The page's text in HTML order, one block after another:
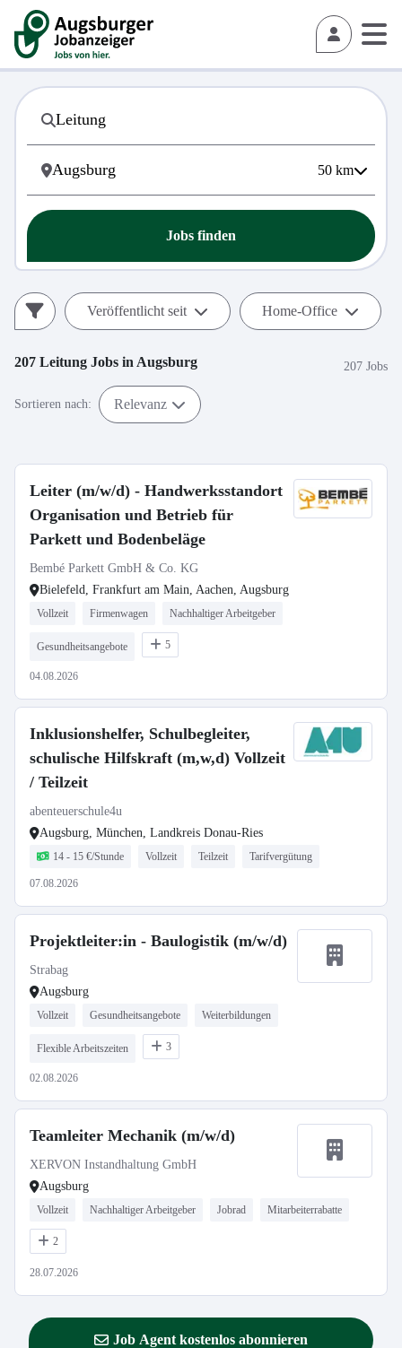
50 km
Jobs finden
Veröffentlicht seit Home-Office
207 Leitung Jobs in Augsburg 207 Jobs
Sortieren nach: Relevanz
Leiter (m/w/d) - Handwerksstandort
Organisation und Betrieb für
Parkett und Bodenbeläge
Bembé Parkett GmbH & Co. KG
Bielefeld, Frankfurt am Main, Aachen, Augsburg
Vollzeit Firmenwagen Nachhaltiger Arbeitgeber
Gesundheitsangebote 5
04.08.2026
Inklusionshelfer, Schulbegleiter,
schulische Hilfskraft (m,w,d) Vollzeit
/ Teilzeit
abenteuerschule4u
Augsburg, München, Landkreis Donau-Ries
14 - 15 €/Stunde Vollzeit Teilzeit Tarifvergütung
07.08.2026
Projektleiter:in - Baulogistik (m/w/d)
Strabag
Augsburg
Vollzeit Gesundheitsangebote Weiterbildungen
Flexible Arbeitszeiten 3
02.08.2026
Teamleiter Mechanik (m/w/d)
XERVON Instandhaltung GmbH
Augsburg
Vollzeit Nachhaltiger Arbeitgeber Jobrad Mitarbeiterrabatte
2
28.07.2026
Job Agent kostenlos abonnieren